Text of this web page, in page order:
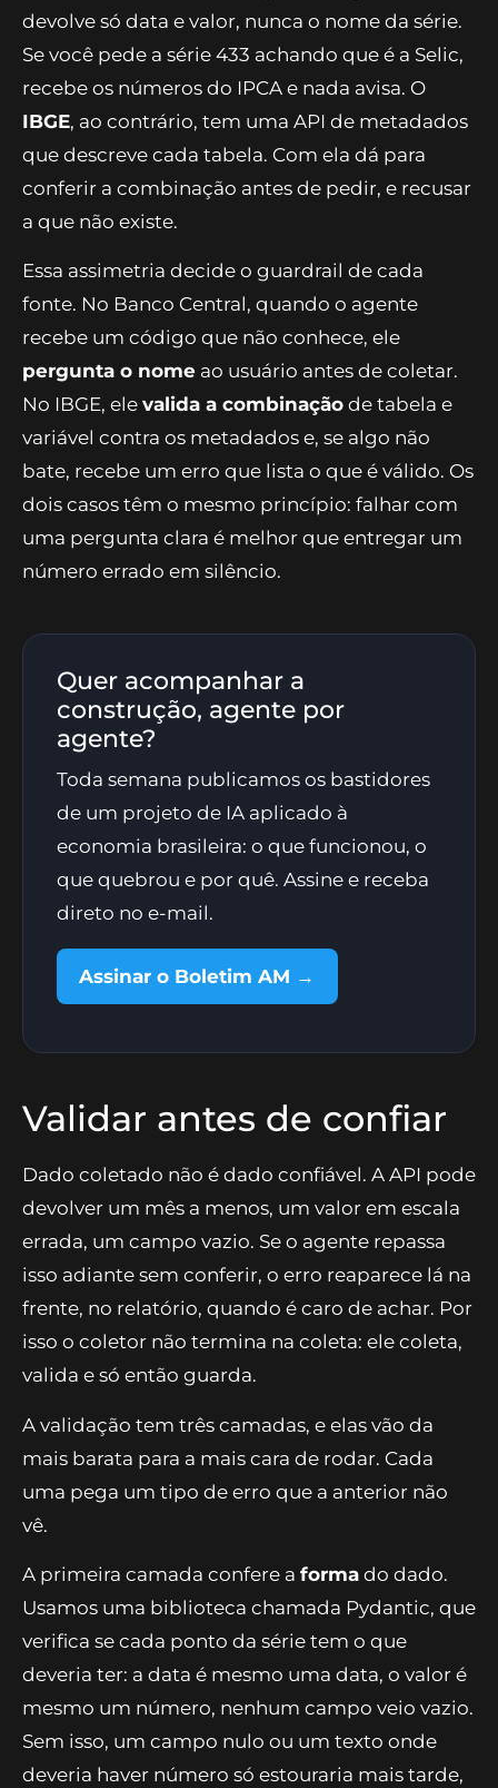
devolve só data e valor, nunca o nome da série.
Se você pede a série 433 achando que é a Selic,
recebe os números do IPCA e nada avisa. O
IBGE, ao contrário, tem uma API de metadados
que descreve cada tabela. Com ela dá para
conferir a combinação antes de pedir, e recusar
a que não existe.
Essa assimetria decide o guardrail de cada
fonte. No Banco Central, quando o agente
recebe um código que não conhece, ele
pergunta o nome ao usuário antes de coletar.
No IBGE, ele valida a combinação de tabela e
variável contra os metadados e, se algo não
bate, recebe um erro que lista o que é válido. Os
dois casos têm o mesmo princípio: falhar com
uma pergunta clara é melhor que entregar um
número errado em silêncio.
Quer acompanhar a
construção, agente por
agente?
Toda semana publicamos os bastidores
de um projeto de IA aplicado à
economia brasileira: o que funcionou, o
que quebrou e por quê. Assine e receba
direto no e-mail.
Assinar o Boletim AM →
Validar antes de confiar
Dado coletado não é dado confiável. A API pode
devolver um mês a menos, um valor em escala
errada, um campo vazio. Se o agente repassa
isso adiante sem conferir, o erro reaparece lá na
frente, no relatório, quando é caro de achar. Por
isso o coletor não termina na coleta: ele coleta,
valida e só então guarda.
A validação tem três camadas, e elas vão da
mais barata para a mais cara de rodar. Cada
uma pega um tipo de erro que a anterior não
vê.
A primeira camada confere a forma do dado.
Usamos uma biblioteca chamada Pydantic, que
verifica se cada ponto da série tem o que
deveria ter: a data é mesmo uma data, o valor é
mesmo um número, nenhum campo veio vazio.
Sem isso, um campo nulo ou um texto onde
deveria haver número só estouraria mais tarde,